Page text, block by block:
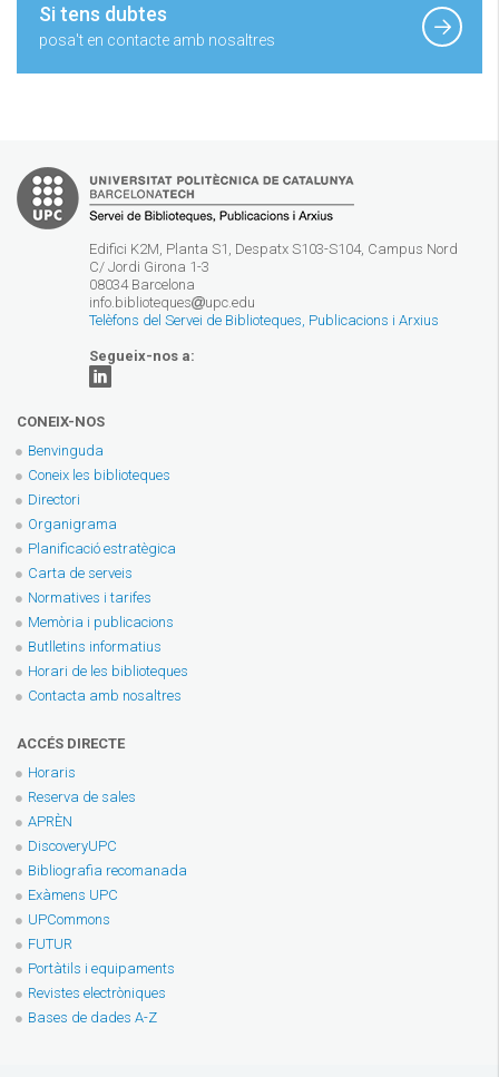
Si tens dubtes
posa't en contacte amb nosaltres
Edifici K2M, Planta S1, Despatx S103-S104, Campus Nord
C/ Jordi Girona 1-3
08034 Barcelona
info.biblioteques
upc.edu
Telèfons del Servei de Biblioteques, Publicacions i Arxius
Segueix-nos a:
CONEIX-NOS
Benvinguda
Coneix les biblioteques
Directori
Organigrama
Planificació estratègica
Carta de serveis
Normatives i tarifes
Memòria i publicacions
Butlletins informatius
Horari de les biblioteques
Contacta amb nosaltres
ACCÉS DIRECTE
Horaris
Reserva de sales
APRÈN
DiscoveryUPC
Bibliografia recomanada
Exàmens UPC
UPCommons
FUTUR
Portàtils i equipaments
Revistes electròniques
Bases de dades A-Z